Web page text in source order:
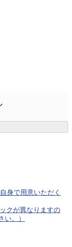
身で用意いただく
クが異なりますの
い。）